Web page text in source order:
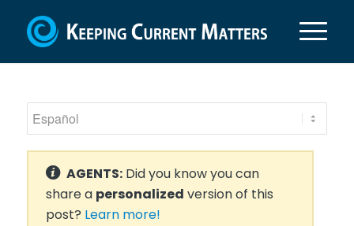
AGENTS:Did you know you can
share a personalized version of this
post? Learn more!